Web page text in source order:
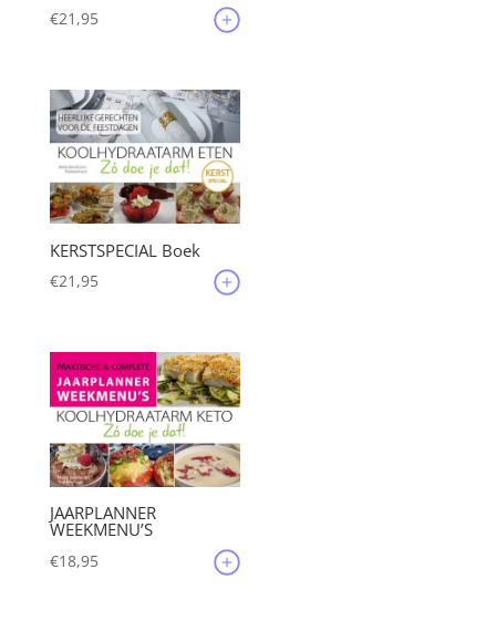
€21,95
KERSTSPECIAL Boek
€21,95
JAARPLANNER
WEEKMENU’S
€18,95